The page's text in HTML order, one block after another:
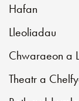
Hafan
Lleoliadau
Chwaraeon a
Theatr a